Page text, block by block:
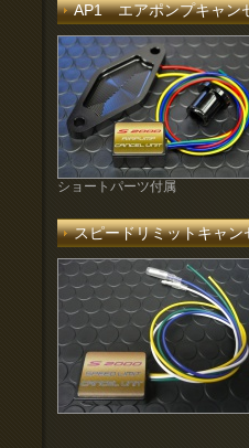
AP1 エアポンプキャン
ショートパーツ付属
スピードリミットキャ